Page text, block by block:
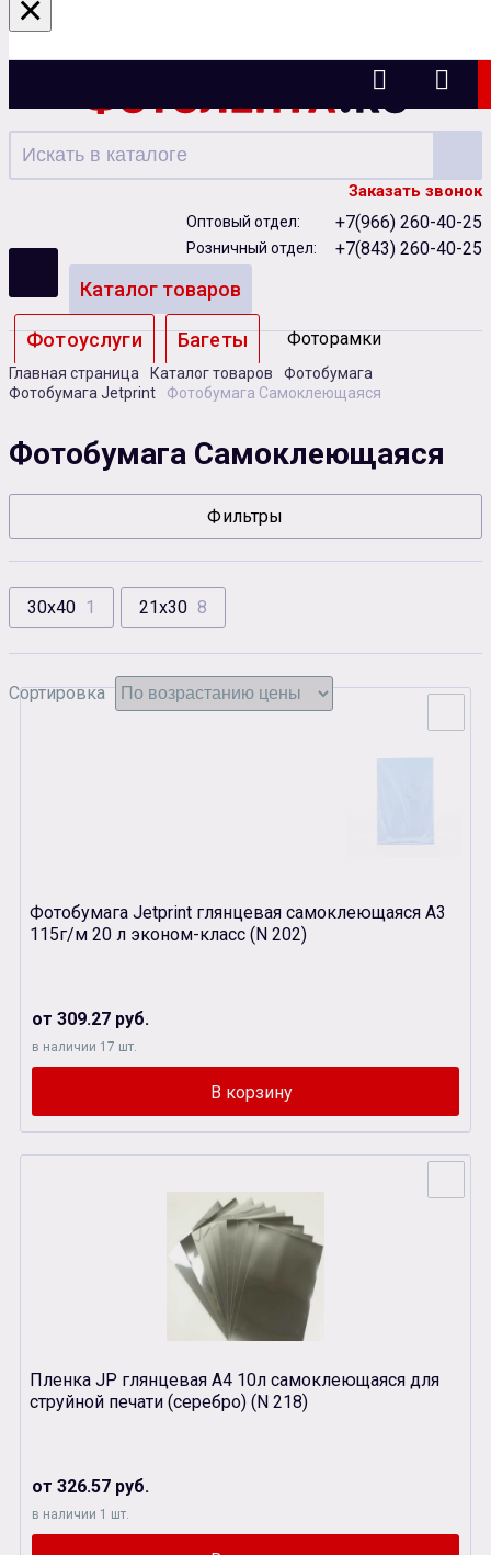
Казань
Заказать звонок
Оптовый отдел: +7(966) 260-40-25
Розничный отдел: +7(843) 260-40-25
Каталог товаров
Фотоуслуги Багеты Фоторамки
Альбомы
Бумага Чернила
Сувенирная продукция Зарядные устройства
Аксессуары
Главная страница Каталог товаров
Фотобумага
Фотобумага Jetprint
Фотобумага Самоклеющаяся
Фотобумага Самоклеющаяся
Фильтры
30х40 1 21х30 8
Сортировка
Фотобумага Jetprint глянцевая самоклеющаяся А3
115г/м 20 л эконом-класс (N 202)
от 309.27 руб.
в наличии 17 шт.
Пленка JP глянцевая А4 10л самоклеющаяся для
струйной печати (серебро) (N 218)
от 326.57 руб.
в наличии 1 шт.
×